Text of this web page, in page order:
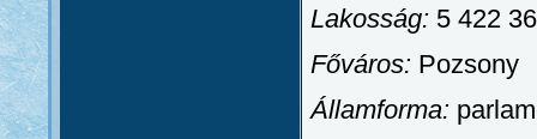
Lakosság: 5 422
Főváros: Pozsony
Államforma: